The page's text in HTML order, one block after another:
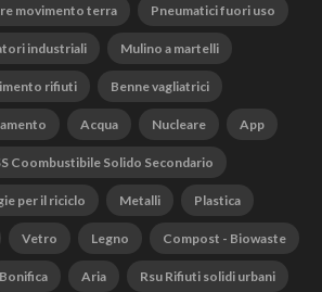
movimento terra Pneumatici fuori uso
industriali Mulino a martelli
rifiuti Benne vagliatrici
Acqua Nucleare App
Coombustibile Solido Secondario
per il riciclo Metalli Plastica
Vetro Legno Compost - Biowaste
Bonifica Aria Rsu Rifiuti solidi urbani